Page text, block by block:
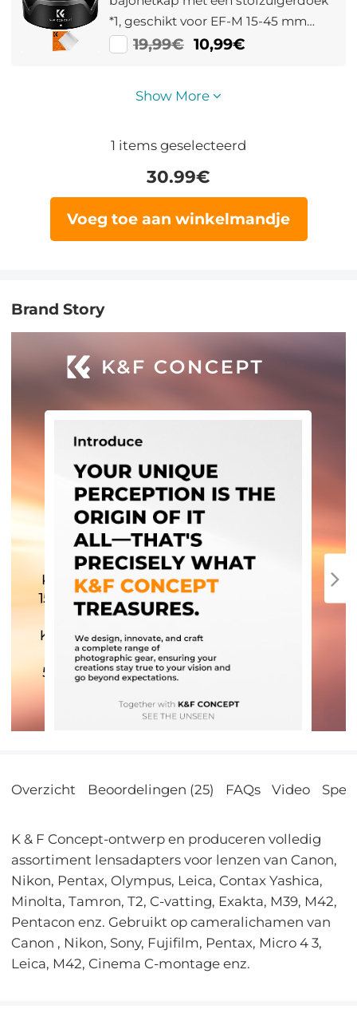
*1, geschikt voor EF-M 15-45 mm
f/3.5-6.3 IS STM; RF-S 18-45 mm f/4.5-
19,99€ 10,99€
Show More
1 items geselecteerd
30.99€
Voeg toe aan winkelmandje
Brand Story
Overzicht Beoordelingen (25) FAQs Video
K & F Concept-ontwerp en produceren volledig
assortiment lensadapters voor lenzen van Canon,
Nikon, Pentax, Olympus, Leica, Contax Yashica,
Minolta, Tamron, T2, C-vatting, Exakta, M39, M42,
Pentacon enz. Gebruikt op cameralichamen van
Canon , Nikon, Sony, Fujifilm, Pentax, Micro 4 3,
Leica, M42, Cinema C-montage enz.